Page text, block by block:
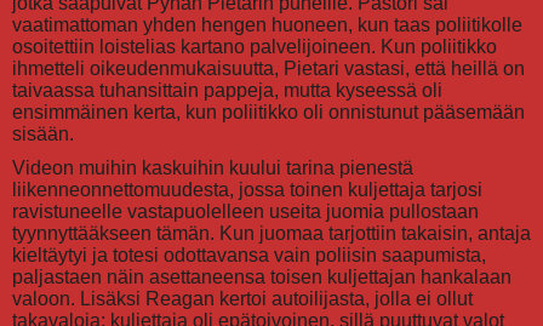
vaatimattoman yhden hengen huoneen, kun taas poliitikolle
osoitettiin loistelias kartano palvelijoineen. Kun poliitikko
ihmetteli oikeudenmukaisuutta, Pietari vastasi, että heillä on
taivaassa tuhansittain pappeja, mutta kyseessä oli
ensimmäinen kerta, kun poliitikko oli onnistunut pääsemään
sisään.
Videon muihin kaskuihin kuului tarina pienestä
liikenneonnettomuudesta, jossa toinen kuljettaja tarjosi
ravistuneelle vastapuolelleen useita juomia pullostaan
tyynnyttääkseen tämän. Kun juomaa tarjottiin takaisin, antaja
kieltäytyi ja totesi odottavansa vain poliisin saapumista,
paljastaen näin asettaneensa toisen kuljettajan hankalaan
valoon. Lisäksi Reagan kertoi autoilijasta, jolla ei ollut
takavaloja; kuljettaja oli epätoivoinen, sillä puuttuvat valot